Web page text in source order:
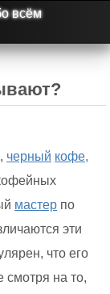
всём
черный кофе,
мастер по
эти
что его
смотря на то,